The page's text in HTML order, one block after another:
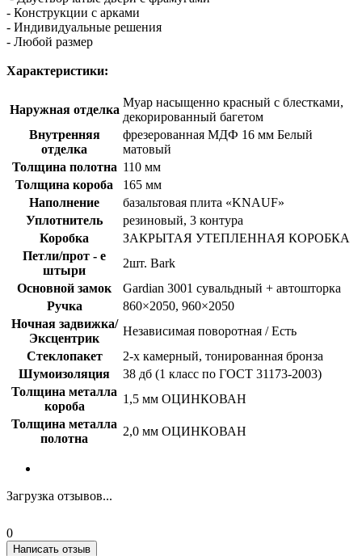
- Конструкции с арками
- Индивидуальные решения
- Любой размер
Характеристики:
Наружная отделка
Муар насыщенно красный с блестками,
декорированный багетом
Внутренняя
отделка
фрезерованная МДФ 16 мм Белый
матовый
Толщина полотна 110 мм
Толщина короба
165 мм
Наполнение
базальтовая плита «KNAUF»
Уплотнитель
резиновый, 3 контура
Коробка
ЗАКРЫТАЯ УТЕПЛЕННАЯ КОРОБКА
Петли/прот - е
штыри
2шт. Bark
Основной замок
Gardian 3001 сувальдный + автошторка
Ручка
860×2050, 960×2050
Ночная задвижка/
Эксцентрик
Независимая поворотная / Есть
Стеклопакет
2-х камерный, тонированная бронза
Шумоизоляция
38 дб (1 класс по ГОСТ 31173-2003)
Толщина металла
короба
1,5 мм ОЦИНКОВАН
Толщина металла
полотна
2,0 мм ОЦИНКОВАН
Загрузка отзывов...
0
Написать отзыв